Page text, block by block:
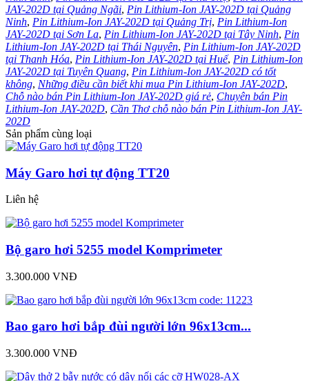
JAY-202D tại Quảng Ngãi, Pin Lithium-Ion JAY-202D tại Quảng
Ninh, Pin Lithium-Ion JAY-202D tại Quảng Trị, Pin Lithium-Ion
JAY-202D tại Sơn La, Pin Lithium-Ion JAY-202D tại Tây Ninh, Pin
Lithium-Ion JAY-202D tại Thái Nguyên, Pin Lithium-Ion JAY-202D
tại Thanh Hóa, Pin Lithium-Ion JAY-202D tại Huế, Pin Lithium-Ion
JAY-202D tại Tuyên Quang, Pin Lithium-Ion JAY-202D có tốt
không, Những điều cần biết khi mua Pin Lithium-Ion JAY-202D,
Chỗ nào bán Pin Lithium-Ion JAY-202D giá rẻ, Chuyên bán Pin
Lithium-Ion JAY-202D, Cần Thơ chỗ nào bán Pin Lithium-Ion JAY-
202D
Sản phẩm cùng loại
Máy Garo hơi tự động TT20
Liên hệ
Bộ garo hơi 5255 model Komprimeter
3.300.000 VNĐ
Bao garo hơi bắp đùi người lớn 96x13cm...
3.300.000 VNĐ